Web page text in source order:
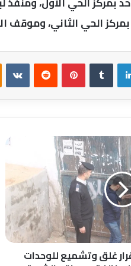
لينكدإن بينتيريست
تنفيذ 15 قرار غلق وتشميع للوحدات